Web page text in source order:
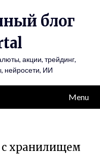
блог
акции, трейдинг,
нейросети, ИИ
Menu
с хранилищем